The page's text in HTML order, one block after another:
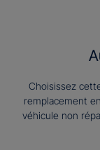
Choisissez
remplacement
véhicule non